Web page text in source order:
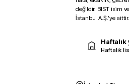
değildir. BIST isim
İstanbul A.Ş.’ye aittir.
Haftalık